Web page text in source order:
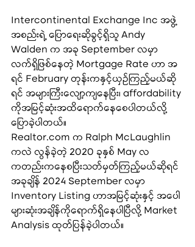
Intercontinental Exchange Inc အဖွဲ့
အစည်းရဲ့ ပြောရေးဆိုခွင့်ရှိသူ Andy
Walden က အခု September လမှာ
လက်ရှိဖြစ်နေတဲ့ Mortgage Rate ဟာ အ
ရင် February တုန်းကနှင့်ယှဉ်ကြည့်မယ်ဆို
ရင် အများကြီးလျော့ကျနေပြီး၊ affordability
ကိုအမြင့်ဆုံးအထိရောက်နေစေပါတယ်လို့
ပြောခဲ့ပါတယ်။
Realtor.com က Ralph McLaughlin
ကလဲ လွန်ခဲ့တဲ့ 2020 ခုနှစ် May လ
ကတည်းကနေစပြီးသတ်မှတ်ကြည့်မယ်ဆိုရင်
အခုချိန် 2024 September လမှာ
Inventory Listing ဟာအမြင့်ဆုံးနှင့် အပေါ
များဆုံးအချိန်ကိုရောက်ရှိနေပါပြီလို့ Market
Analysis ထုတ်ပြန်ခဲ့ပါတယ်။